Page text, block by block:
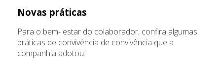
Novas práticas
Para o bem- estar do colaborador, confira algumas
práticas de convivência de convivência que a
companhia adotou: